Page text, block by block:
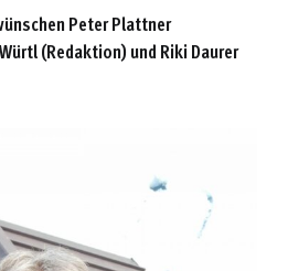
Peter Plattner
(Redaktion) und Riki Daurer